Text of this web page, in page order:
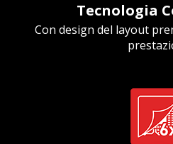
Tecnologia
Con design del layout